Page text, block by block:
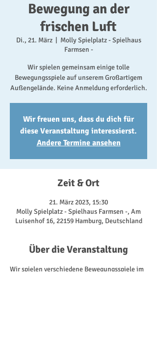
Bewegung an der
frischen Luft
Di., 21. März
  |
Molly Spielplatz - Spielhaus
Farmsen -
Wir spielen gemeinsam einige tolle
Bewegungsspiele auf unserem Großartigem
Außengelände. Keine Anmeldung erforderlich.
Wir freuen uns, dass du dich für
diese Veranstaltung interessierst.
Andere Termine ansehen
Zeit & Ort
21. März 2023, 15:30
Molly Spielplatz - Spielhaus Farmsen -, Am
Luisenhof 16, 22159 Hamburg, Deutschland
Über die Veranstaltung
Wir spielen verschiedene Bewegungsspiele im